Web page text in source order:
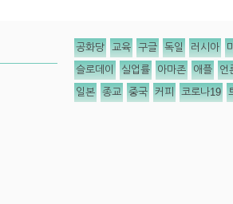
공화당 교육 구글 독일 러시아
슬로데이 실업률 아마존 애플 언
일본 종교 중국 커피 코로나19